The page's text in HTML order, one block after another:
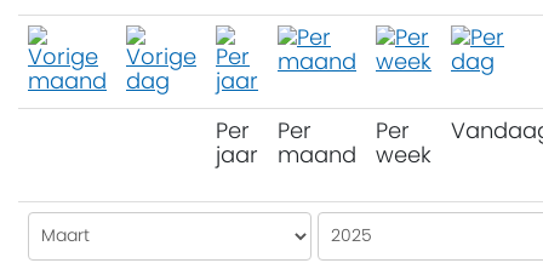
Per
jaar
Per
maand
Per
week